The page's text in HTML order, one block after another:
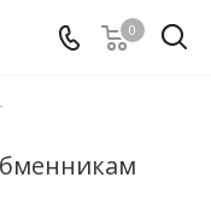
0
-